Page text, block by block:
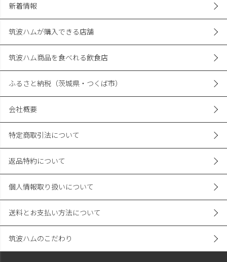
新着情報
筑波ハムが購入できる店舗
筑波ハム商品を食べれる飲食店
ふるさと納税（茨城県・つくば市）
会社概要
特定商取引法について
返品特約について
個人情報取り扱いについて
送料とお支払い方法について
筑波ハムのこだわり